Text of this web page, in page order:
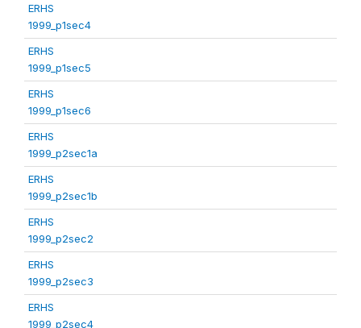
ERHS
1999_p1sec4
ERHS
1999_p1sec5
ERHS
1999_p1sec6
ERHS
1999_p2sec1a
ERHS
1999_p2sec1b
ERHS
1999_p2sec2
ERHS
1999_p2sec3
ERHS
1999_p2sec4